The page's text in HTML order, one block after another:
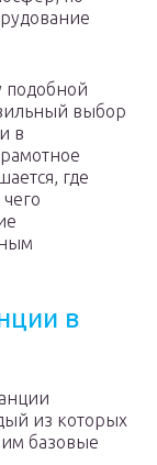
подобной
выбор
в
где
в
из которых
базовые